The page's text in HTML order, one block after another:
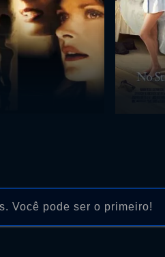
Você pode ser o primeiro!